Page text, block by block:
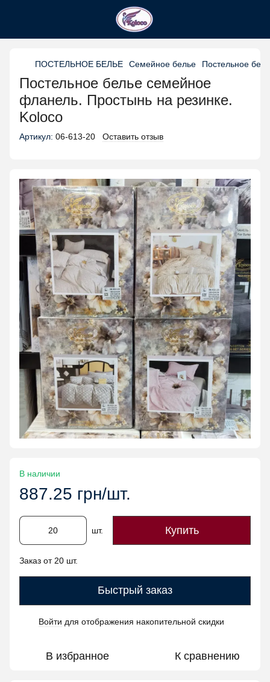
ПОСТЕЛЬНОЕ БЕЛЬЕ Семейное белье Постельное
Постельное белье семейное
фланель. Простынь на резинке.
Koloco
Артикул: 06-613-20 Оставить отзыв
В наличии
887.25 грн/шт.
шт. Купить
Заказ от 20 шт.
Быстрый заказ
Войти для отображения накопительной скидки
В избранное К сравнению